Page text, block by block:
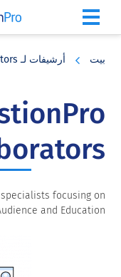
بيت أرشيفات لـ QuestionPro Collaborators
focusing on
and Education.